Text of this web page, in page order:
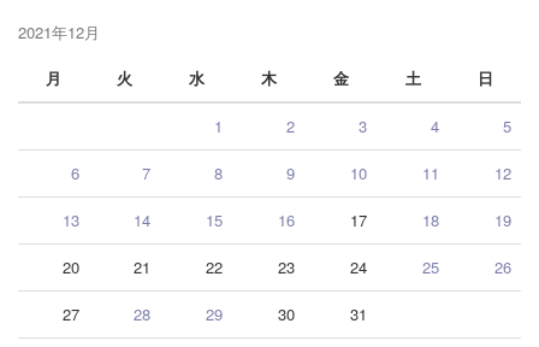
2021年12月
月
火 水 木 金 土 日
1 2 3 4 5
6 7 8 9 10 11 12
13 14 15 16 17 18 19
20 21 22 23 24 25 26
27 28 29 30 31